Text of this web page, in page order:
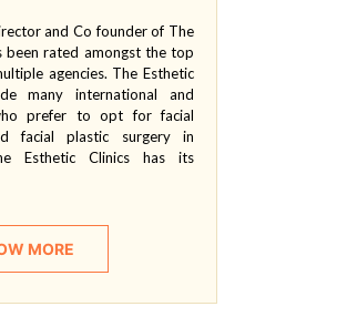
and Co founder of The
been rated amongst the top
agencies. The Esthetic
many international and
prefer to opt for facial
facial plastic surgery in
Esthetic Clinics has its